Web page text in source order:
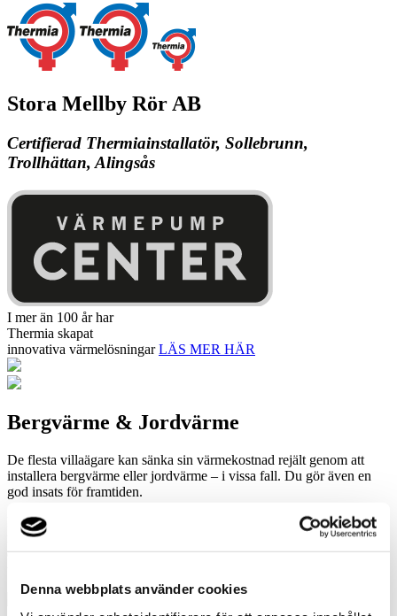
Denna webbplats använder cookies
Stora Mellby Rör AB
Certifierad Thermiainstallatör, Sollebrunn,
Trollhättan, Alingsås
I mer än 100 år har
Thermia skapat
innovativa värmelösningar LÄS MER HÄR
Bergvärme & Jordvärme
De flesta villaägare kan sänka sin värmekostnad rejält genom att
installera bergvärme eller jordvärme – i vissa fall. Du gör även en
god insats för framtiden.
Med en värmepump utvinns solenergi som lagrats i berggrund eller
mark, vilken metod som passar bäst beror på förutsättningarna på
din tomt. Via ett vattenburet system värmer din värmepump sedan